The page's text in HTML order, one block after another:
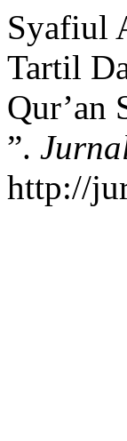
Syafiul
Tartil
Qur’an
”.
http://